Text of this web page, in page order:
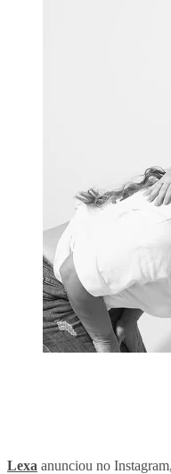
Lexa anunciou no